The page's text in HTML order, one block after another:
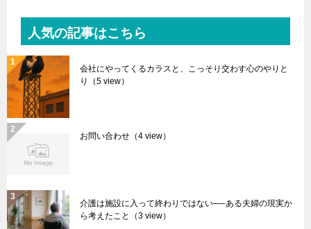
人気の記事はこちら
会社にやってくるカラスと、こっそり交わす心のやりと
り
（5 view）
お問い合わせ （4 view）
介護は施設に入って終わりではない──ある夫婦の現実か
ら考えたこと
（3 view）